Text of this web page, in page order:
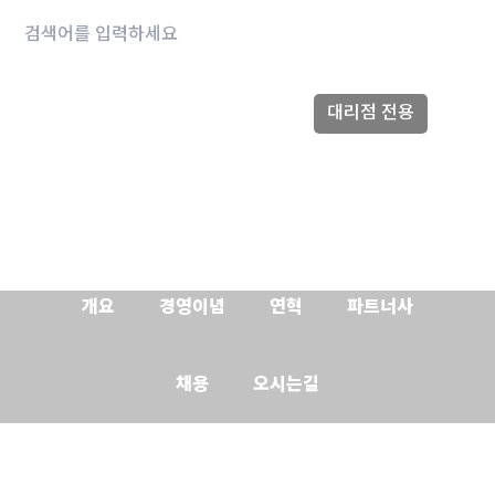
바로가기
Search:
대리점 전용
개요 경영이념 연혁 파트너사
채용 오시는길